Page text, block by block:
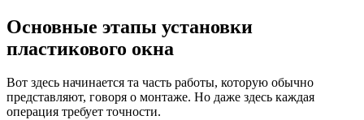
Основные этапы установки
пластикового окна
Вот здесь начинается та часть работы, которую обычно
представляют, говоря о монтаже. Но даже здесь каждая
операция требует точности.